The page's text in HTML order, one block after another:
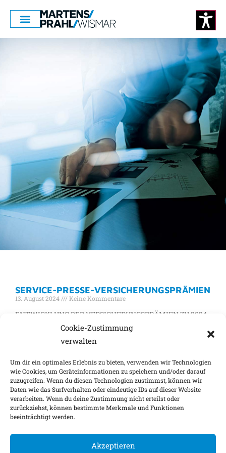
Cookie-Zustimmung
verwalten
Um dir ein optimales Erlebnis zu bieten, verwenden wir Technologien
wie Cookies, um Geräteinformationen zu speichern und/oder darauf
zuzugreifen. Wenn du diesen Technologien zustimmst, können wir
Daten wie das Surfverhalten oder eindeutige IDs auf dieser Website
verarbeiten. Wenn du deine Zustimmung nicht erteilst oder
zurückziehst, können bestimmte Merkmale und Funktionen
beeinträchtigt werden.
Akzeptieren
SERVICE-PRESSE-VERSICHERUNGSPRÄMIEN
13. August 2024 Keine Kommentare
ENTWICKLUNG DER VERSICHERUNGSPRÄMIEN ZU 2024
Nachdem zum 01.01.2023 die Prämien zur
Gebäudeversicherung übermäßig stark angestiegen sind
(u. a. auf Grund des historisch hohen Baupreisindex), muss
Weiterlesen »
Impressum Nachhaltigkeitsfaktoren
Datenschutz Barrierefreiheit
Cookie-Einstellungen